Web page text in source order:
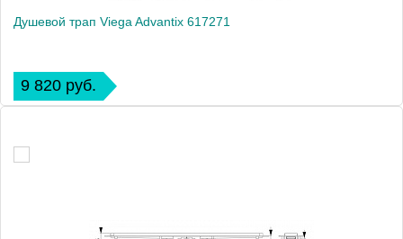
Душевой трап Viega Advantix 617271
9 820 руб.